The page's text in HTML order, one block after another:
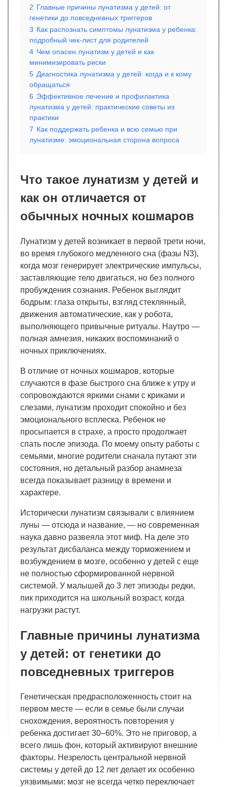
2 Главные причины лунатизма у детей: от
генетики до повседневных триггеров
3 Как распознать симптомы лунатизма у ребенка:
подробный чек-лист для родителей
4 Чем опасен лунатизм у детей и как
минимизировать риски
5 Диагностика лунатизма у детей: когда и к кому
обращаться
6 Эффективное лечение и профилактика
лунатизма у детей: практические советы из
практики
7 Как поддержать ребенка и всю семью при
лунатизме: эмоциональная сторона вопроса
Что такое лунатизм у детей и
как он отличается от
обычных ночных кошмаров
Лунатизм у детей возникает в первой трети ночи,
во время глубокого медленного сна (фазы N3),
когда мозг генерирует электрические импульсы,
заставляющие тело двигаться, но без полного
пробуждения сознания. Ребенок выглядит
бодрым: глаза открыты, взгляд стеклянный,
движения автоматические, как у робота,
выполняющего привычные ритуалы. Наутро —
полная амнезия, никаких воспоминаний о
ночных приключениях.
В отличие от ночных кошмаров, которые
случаются в фазе быстрого сна ближе к утру и
сопровождаются яркими снами с криками и
слезами, лунатизм проходит спокойно и без
эмоционального всплеска. Ребенок не
просыпается в страхе, а просто продолжает
спать после эпизода. По моему опыту работы с
семьями, многие родители сначала путают эти
состояния, но детальный разбор анамнеза
всегда показывает разницу в времени и
характере.
Исторически лунатизм связывали с влиянием
луны — отсюда и название, — но современная
наука давно развеяла этот миф. На деле это
результат дисбаланса между торможением и
возбуждением в мозге, особенно у детей с еще
не полностью сформированной нервной
системой. У малышей до 3 лет эпизоды редки,
пик приходится на школьный возраст, когда
нагрузки растут.
Главные причины лунатизма
у детей: от генетики до
повседневных триггеров
Генетическая предрасположенность стоит на
первом месте — если в семье были случаи
снохождения, вероятность повторения у
ребенка достигает 30–60%. Это не приговор, а
всего лишь фон, который активируют внешние
факторы. Незрелость центральной нервной
системы у детей до 12 лет делает их особенно
уязвимыми: мозг не всегда четко переключает